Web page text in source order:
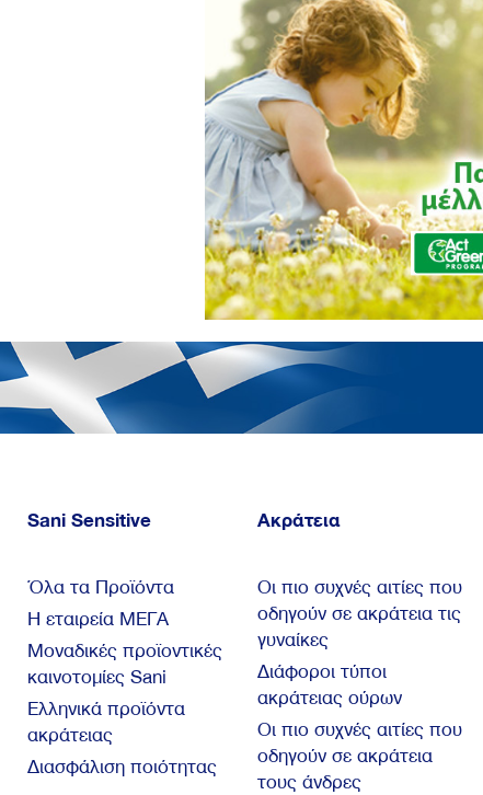
Sani Sensitive
Όλα τα Προϊόντα
Η εταιρεία ΜΕΓΑ
Μοναδικές προϊοντικές
καινοτομίες Sani
Ελληνικά προϊόντα
ακράτειας
Διασφάλιση ποιότητας
Ακράτεια
Οι πιο συχνές αιτίες που
οδηγούν σε ακράτεια τις
γυναίκες
Διάφοροι τύποι
ακράτειας ούρων
Οι πιο συχνές αιτίες που
οδηγούν σε ακράτεια
τους άνδρες